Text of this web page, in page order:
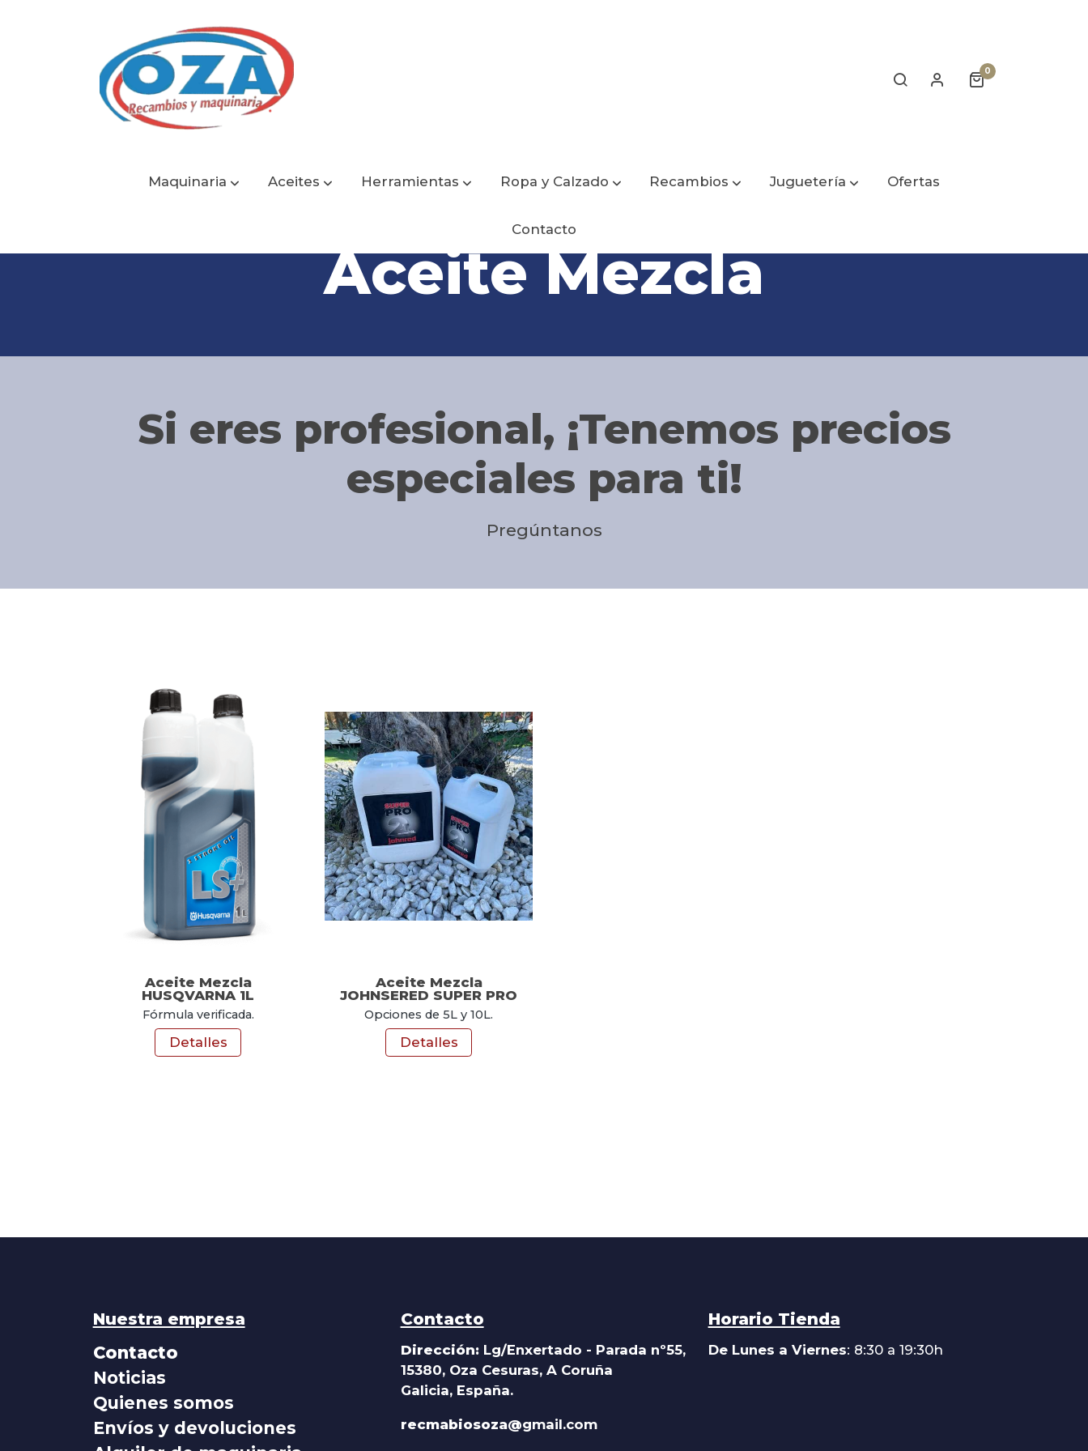
0
Maquinaria Aceites Herramientas Ropa y Calzado Recambios Juguetería Ofertas
Contacto
Aceite Mezcla
Si eres profesional, ¡Tenemos precios
especiales para ti!
Pregúntanos
Aceite Mezcla
HUSQVARNA 1L
Fórmula verificada.
Detalles
Aceite Mezcla
JOHNSERED SUPER PRO
Opciones de 5L y 10L.
Detalles
Nuestra empresa
Contacto
Noticias
Quienes somos
Envíos y devoluciones
Contacto
Dirección: Lg/Enxertado - Parada nº55,
15380, Oza Cesuras, A Coruña
Galicia, España.
recmabiosoza@gmail.com
Horario Tienda
De Lunes a Viernes: 8:30 a 19:30h